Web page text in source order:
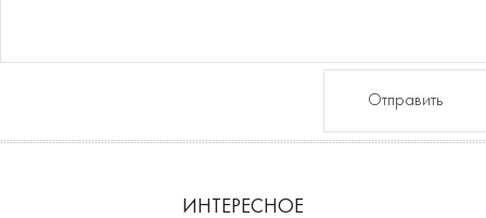
Отправить
ИНТЕРЕСНОЕ